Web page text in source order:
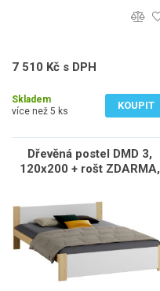
7 510 Kč s DPH
Skladem
více než 5 ks
KOUPIT
Dřevěná postel DMD 3,
120x200 + rošt ZDARMA,